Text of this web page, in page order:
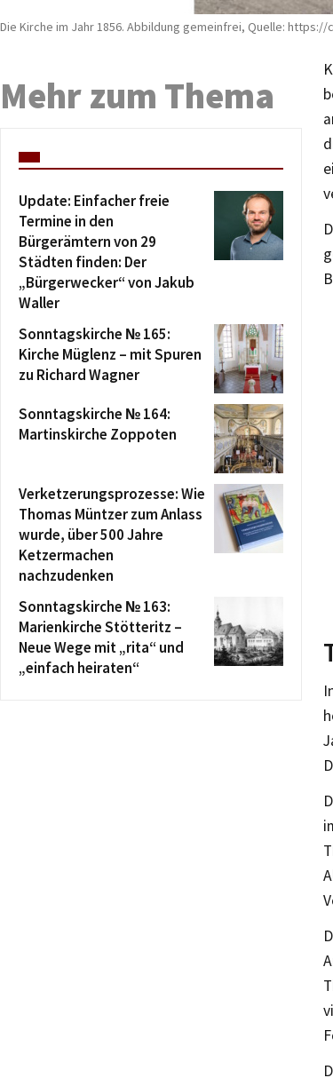
Die Kirche im Jahr 1856. Abbildung gemeinfrei, Quelle:
Mehr zum Thema
Update: Einfacher freie
Termine in den
Bürgerämtern von 29
Städten finden: Der
„Bürgerwecker“ von Jakub
Waller
Sonntagskirche № 165:
Kirche Müglenz – mit Spuren
zu Richard Wagner
Sonntagskirche № 164:
Martinskirche Zoppoten
Verketzerungsprozesse: Wie
Thomas Müntzer zum Anlass
wurde, über 500 Jahre
Ketzermachen
nachzudenken
Sonntagskirche № 163:
Marienkirche Stötteritz –
Neue Wege mit „rita“ und
„einfach heiraten“